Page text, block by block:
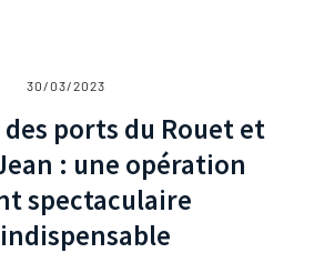
30/03/2023
des ports du Rouet et
: une opération
spectaculaire